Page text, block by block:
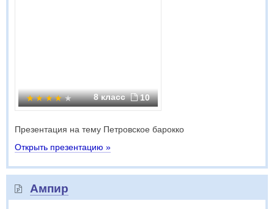
8 класс 10
Презентация на тему Петровское барокко
Открыть презентацию »
Ампир